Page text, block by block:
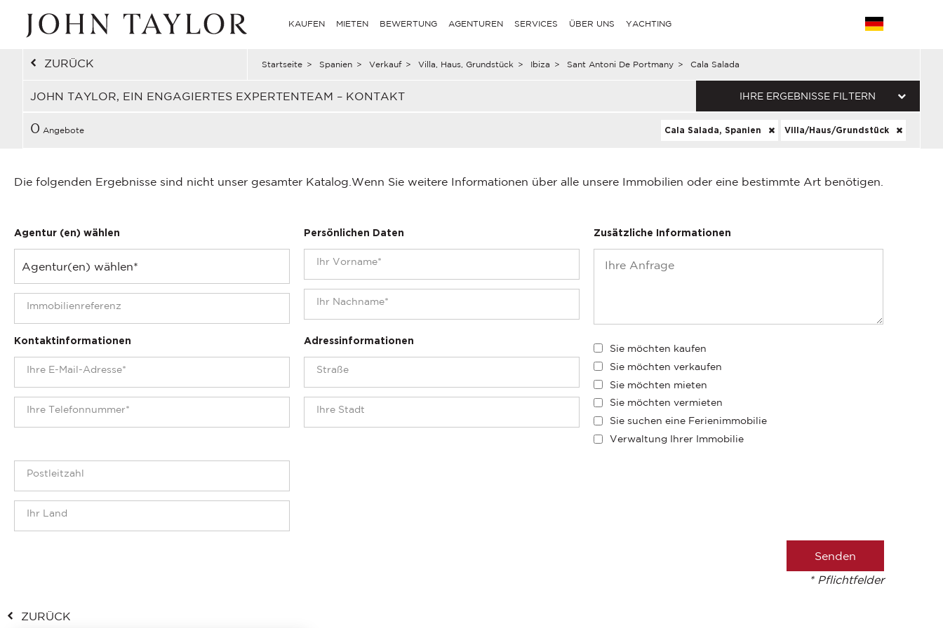
KAUFEN MIETEN BEWERTUNG AGENTUREN SERVICES ÜBER UNS YACHTING
ZURÜCK Startseite > Spanien > Verkauf > Villa, Haus, Grundstück > Ibiza > Sant Antoni De Portmany > Cala Salada
JOHN TAYLOR, EIN ENGAGIERTES EXPERTENTEAM – KONTAKT IHRE ERGEBNISSE FILTERN
0 Angebote Cala Salada, Spanien Villa/Haus/Grundstück
Die folgenden Ergebnisse sind nicht unser gesamter Katalog. Wenn Sie weitere Informationen über alle unsere Immobilien oder eine bestimmte Art benötigen.
Agentur (en) wählen Persönlichen Daten
Kontaktinformationen Adressinformationen
Zusätzliche Informationen
Sie möchten kaufen
Sie möchten verkaufen
Sie möchten mieten
Sie möchten vermieten
Sie suchen eine Ferienimmobilie
Verwaltung Ihrer Immobilie
* Pflichtfelder
ZURÜCK